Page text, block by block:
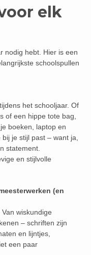
elk
nodig hebt. Hier is een
schoolspullen
het schooljaar. Of
of een hippe tote bag,
boeken, laptop en
je stijl past – want ja,
statement.
en stijlvolle
(en
wiskundige
– schriften zijn
en lijntjes,
een paar